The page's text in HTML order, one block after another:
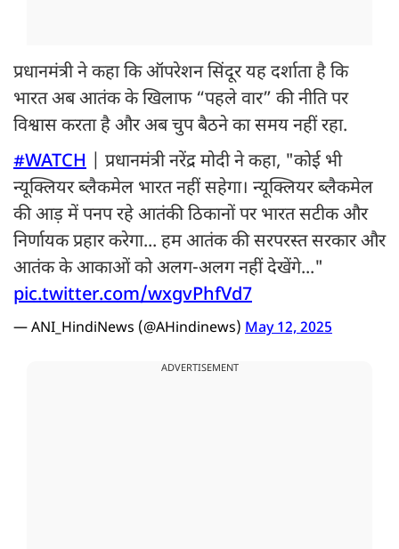
प्रधानमंत्री ने कहा कि ऑपरेशन सिंदूर यह दर्शाता है कि
भारत अब आतंक के खिलाफ “पहले वार” की नीति पर
विश्वास करता है और अब चुप बैठने का समय नहीं रहा.
#WATCH | प्रधानमंत्री नरेंद्र मोदी ने कहा, "कोई भी
न्यूक्लियर ब्लैकमेल भारत नहीं सहेगा। न्यूक्लियर ब्लैकमेल
की आड़ में पनप रहे आतंकी ठिकानों पर भारत सटीक और
निर्णायक प्रहार करेगा... हम आतंक की सरपरस्त सरकार और
आतंक के आकाओं को अलग-अलग नहीं देखेंगे..."
pic.twitter.com/wxgvPhfVd7
— ANI_HindiNews (@AHindinews) May 12, 2025
ADVERTISEMENT